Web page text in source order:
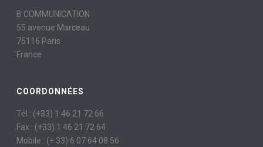
B COMMUNICATION
55 avenue Marceau
75116 Paris
France
COORDONNÉES
Tél : (+33) 1 46 21 72 66
Fax : (+33) 1 46 21 72 64
Mobile : (+ 33) 6 07 64 08 56